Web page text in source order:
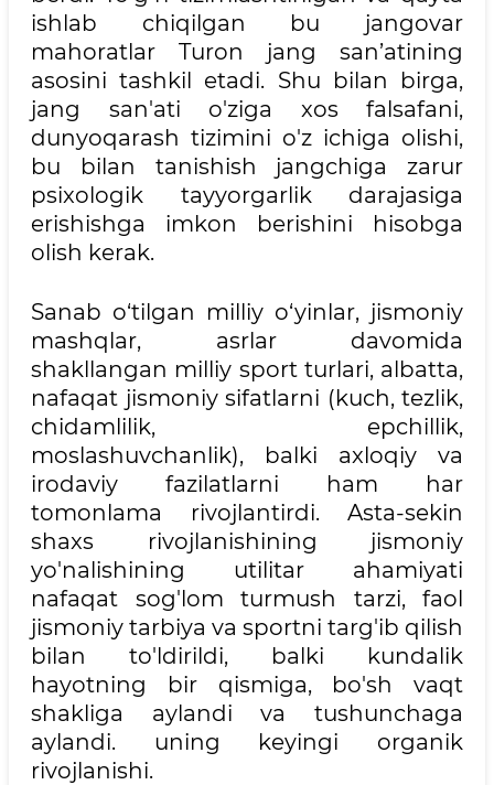
ishlab chiqilgan bu jangovar
mahoratlar Turon jang san’atining
asosini tashkil etadi. Shu bilan birga,
jang san'ati o'ziga xos falsafani,
dunyoqarash tizimini o'z ichiga olishi,
bu bilan tanishish jangchiga zarur
psixologik tayyorgarlik darajasiga
erishishga imkon berishini hisobga
olish kerak.
Sanab o‘tilgan milliy o‘yinlar, jismoniy
mashqlar, asrlar davomida
shakllangan milliy sport turlari, albatta,
nafaqat jismoniy sifatlarni (kuch, tezlik,
chidamlilik, epchillik,
moslashuvchanlik), balki axloqiy va
irodaviy fazilatlarni ham har
tomonlama rivojlantirdi. Asta-sekin
shaxs rivojlanishining jismoniy
yo'nalishining utilitar ahamiyati
nafaqat sog'lom turmush tarzi, faol
jismoniy tarbiya va sportni targ'ib qilish
bilan to'ldirildi, balki kundalik
hayotning bir qismiga, bo'sh vaqt
shakliga aylandi va tushunchaga
aylandi. uning keyingi organik
rivojlanishi.